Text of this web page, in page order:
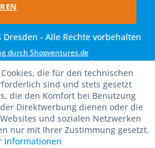
- Alle Rechte vorbehalten
die für den technischen
sind und stets gesetzt
die den Komfort bei Benutzung
Direktwerbung dienen oder die
und sozialen Netzwerken
nur mit Ihrer Zustimmung gesetzt.
Informationen